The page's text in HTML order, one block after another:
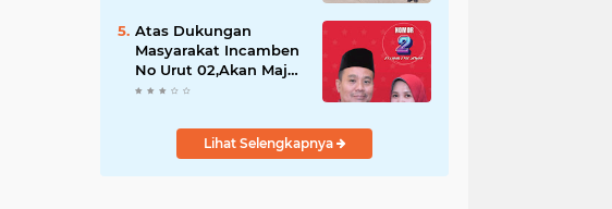
Pengguna Jalan
Atas Dukungan
Masyarakat Incamben
No Urut 02,Akan Maju
Untuk Memajukan
Lihat Selengkapnya